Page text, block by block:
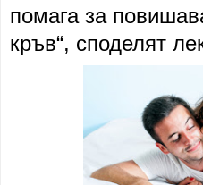
помага за
кръв“, споделят